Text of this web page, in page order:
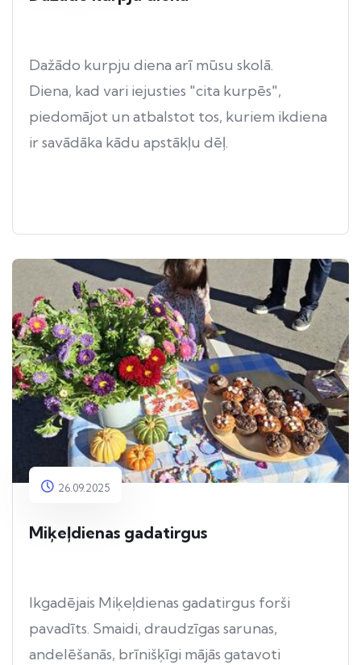
Dažādo kurpju diena arī mūsu skolā.
Diena, kad vari iejusties "cita kurpēs",
piedomājot un atbalstot tos, kuriem ikdiena
ir savādāka kādu apstākļu dēļ.
26.09.2025
Miķeļdienas gadatirgus
Ikgadējais Miķeļdienas gadatirgus forši
pavadīts. Smaidi, draudzīgas sarunas,
andelēšanās, brīnišķīgi mājās gatavoti